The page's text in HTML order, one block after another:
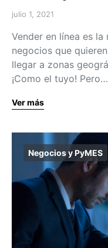
julio 1, 2021
Vender en línea es
negocios que
llegar a zonas
¡Como el tuyo! Pero…
Ver más
Negocios y PyMES